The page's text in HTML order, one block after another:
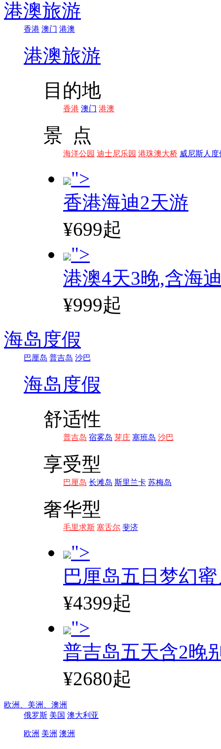
港澳旅游
香港 澳门 港澳
港澳旅游
目的地
香港 澳门 港澳
景 点
海洋公园 迪士尼乐园 港珠澳大桥 威尼斯人度
">
香港海迪2天游
¥699起
">
港澳4天3晚,含海
¥999起
海岛度假
巴厘岛 普吉岛 沙巴
海岛度假
舒适性
普吉岛 宿雾岛 芽庄 塞班岛 沙巴
享受型
巴厘岛 长滩岛 斯里兰卡 苏梅岛
奢华型
毛里求斯 塞舌尔 斐济
">
巴厘岛五日梦幻
¥4399起
">
普吉岛五天含2晚
¥2680起
欧洲、 美洲、 澳洲
俄罗斯 美国 澳大利亚
欧洲 美洲 澳洲